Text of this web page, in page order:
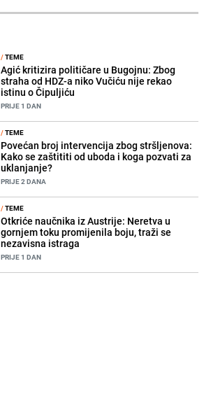
/TEME
Agić kritizira političare u Bugojnu: Zbog
straha od HDZ-a niko Vučiću nije rekao
istinu o Čipuljiću
PRIJE 1 DAN
/TEME
Povećan broj intervencija zbog stršljenova:
Kako se zaštititi od uboda i koga pozvati za
uklanjanje?
PRIJE 2 DANA
/TEME
Otkriće naučnika iz Austrije: Neretva u
gornjem toku promijenila boju, traži se
nezavisna istraga
PRIJE 1 DAN